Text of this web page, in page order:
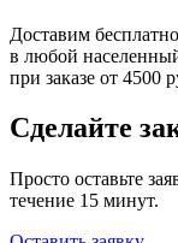
Доставим
в любой
при заказе от 4500
Сделайте
Просто оставьте
течение 15 минут.